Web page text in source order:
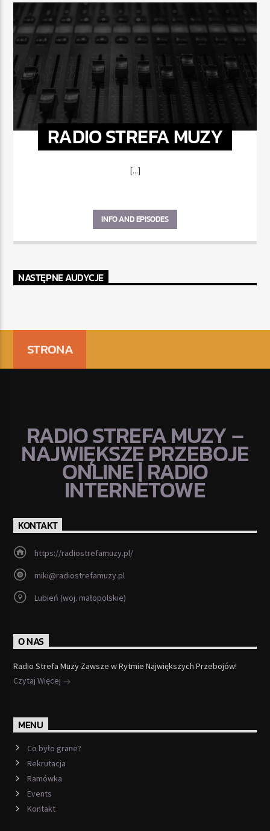
RADIO STREFA MUZY
[...]
INFO AND EPISODES
NASTĘPNE AUDYCJE
STRONA
RADIO STREFA MUZY –
NAJWIĘKSZE PRZEBOJE
ONLINE | RADIO
INTERNETOWE
KONTAKT
https://radiostrefamuzy.pl/
miki@radiostrefamuzy.pl
Lubień (woj. małopolskie)
O NAS
Radio Strefa Muzy Zawsze w Rytmie Największych Przebojów!
Czytaj Więcej
MENU
Co było grane?
Rekrutacja
Ramówka
Events
Kontakt